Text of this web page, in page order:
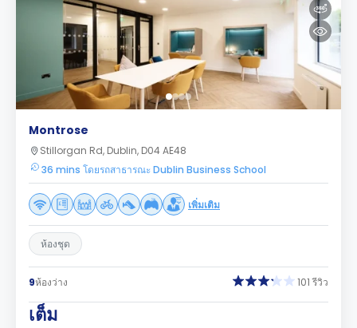
Montrose
Stillorgan Rd, Dublin, D04 AE48
36 mins โดยรถสาธารณะ Dublin Business School
เพิ่มเติม
ห้องชุด
9ห้องว่าง 101 รีวิว
เต็ม